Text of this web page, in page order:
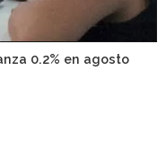
0.2% en agosto